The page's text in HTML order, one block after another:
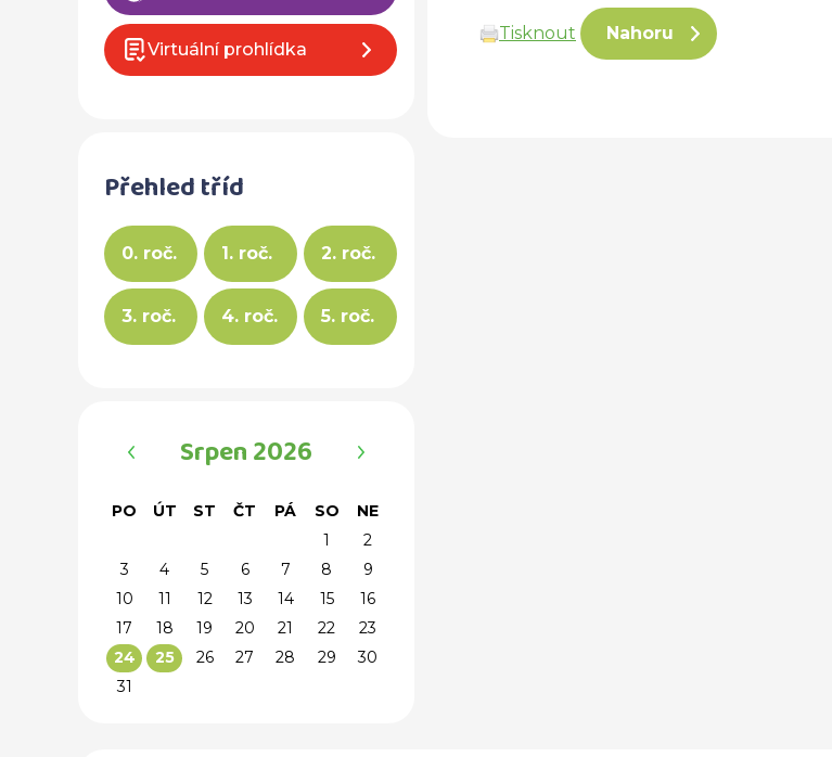
Tisknout Nahoru
Virtuální prohlídka
Přehled tříd
0. roč. 1. roč. 2. roč.
3. roč. 4. roč. 5. roč.
Srpen 2026
PO ÚT ST ČT PÁ SO
NE
1
2
3
4 5 6 7 8
9
10
11 12 13 14 15
16
17
18 19 20 21 22
23
24
25 26 27 28 29
30
31